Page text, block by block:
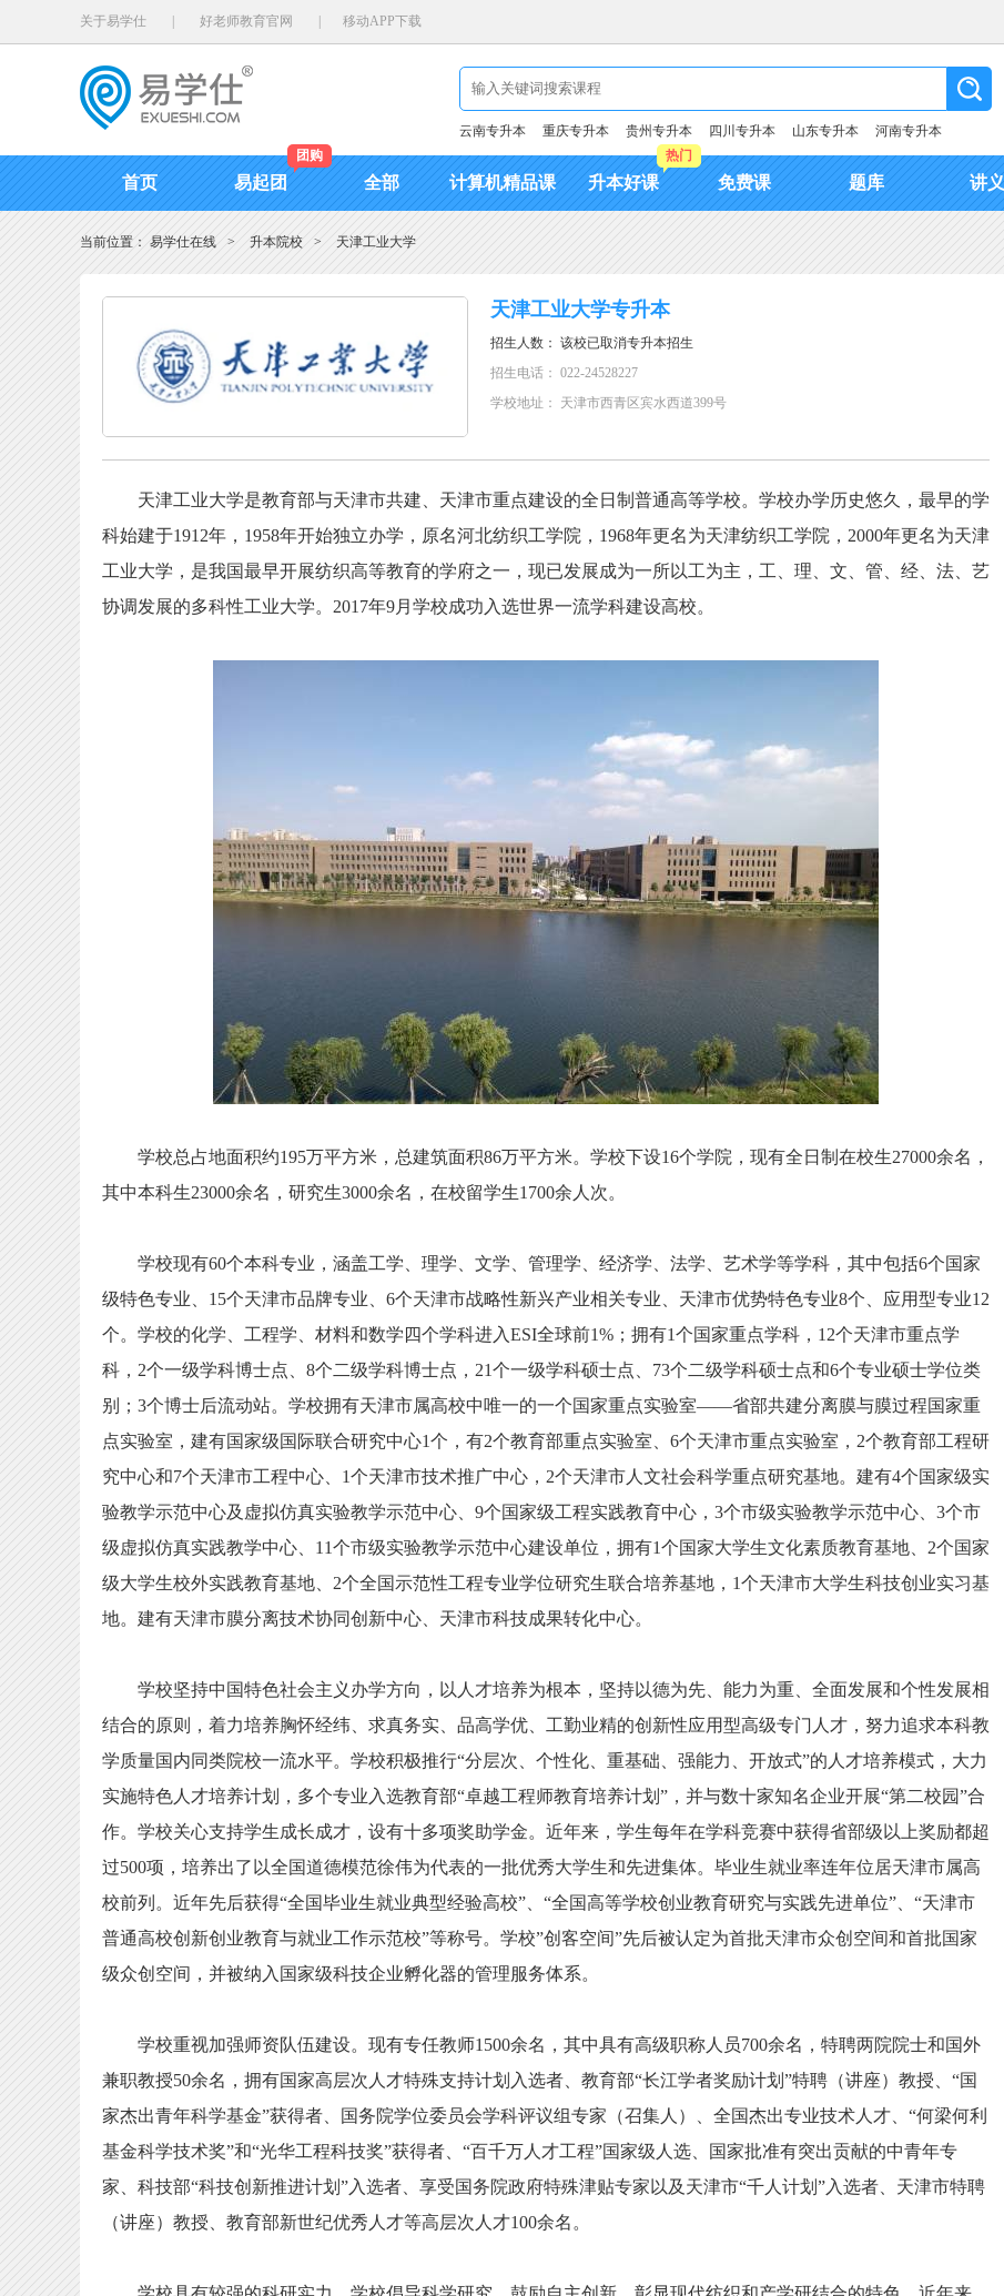
关于易学仕 好老师教育官网 移动APP下载
云南专升本 重庆专升本 贵州专升本 四川专升本 山东专升本 河南专升本
首页 易起团
团购
全部 计算机精品课 升本好课
热门
免费课 题库 讲义
当前位置： 易学仕在线 > 升本院校 > 天津工业大学
天津工业大学专升本
招生人数： 该校已取消专升本招生
招生电话： 022-24528227
学校地址： 天津市西青区宾水西道399号
天津工业大学是教育部与天津市共建、天津市重点建设的全日制普通高等学校。学校办学历史悠久，最早的学
科始建于1912年，1958年开始独立办学，原名河北纺织工学院，1968年更名为天津纺织工学院，2000年更名为天津
工业大学，是我国最早开展纺织高等教育的学府之一，现已发展成为一所以工为主，工、理、文、管、经、法、艺
协调发展的多科性工业大学。2017年9月学校成功入选世界一流学科建设高校。
学校总占地面积约195万平方米，总建筑面积86万平方米。学校下设16个学院，现有全日制在校生27000余名，
其中本科生23000余名，研究生3000余名，在校留学生1700余人次。
学校现有60个本科专业，涵盖工学、理学、文学、管理学、经济学、法学、艺术学等学科，其中包括6个国家
级特色专业、15个天津市品牌专业、6个天津市战略性新兴产业相关专业、天津市优势特色专业8个、应用型专业12
个。学校的化学、工程学、材料和数学四个学科进入ESI全球前1%；拥有1个国家重点学科，12个天津市重点学
科，2个一级学科博士点、8个二级学科博士点，21个一级学科硕士点、73个二级学科硕士点和6个专业硕士学位类
别；3个博士后流动站。学校拥有天津市属高校中唯一的一个国家重点实验室——省部共建分离膜与膜过程国家重
点实验室，建有国家级国际联合研究中心1个，有2个教育部重点实验室、6个天津市重点实验室，2个教育部工程研
究中心和7个天津市工程中心、1个天津市技术推广中心，2个天津市人文社会科学重点研究基地。建有4个国家级实
验教学示范中心及虚拟仿真实验教学示范中心、9个国家级工程实践教育中心，3个市级实验教学示范中心、3个市
级虚拟仿真实践教学中心、11个市级实验教学示范中心建设单位，拥有1个国家大学生文化素质教育基地、2个国家
级大学生校外实践教育基地、2个全国示范性工程专业学位研究生联合培养基地，1个天津市大学生科技创业实习基
地。建有天津市膜分离技术协同创新中心、天津市科技成果转化中心。
学校坚持中国特色社会主义办学方向，以人才培养为根本，坚持以德为先、能力为重、全面发展和个性发展相
结合的原则，着力培养胸怀经纬、求真务实、品高学优、工勤业精的创新性应用型高级专门人才，努力追求本科教
学质量国内同类院校一流水平。学校积极推行“分层次、个性化、重基础、强能力、开放式”的人才培养模式，大力
实施特色人才培养计划，多个专业入选教育部“卓越工程师教育培养计划”，并与数十家知名企业开展“第二校园”合
作。学校关心支持学生成长成才，设有十多项奖助学金。近年来，学生每年在学科竞赛中获得省部级以上奖励都超
过500项，培养出了以全国道德模范徐伟为代表的一批优秀大学生和先进集体。毕业生就业率连年位居天津市属高
校前列。近年先后获得“全国毕业生就业典型经验高校”、“全国高等学校创业教育研究与实践先进单位”、“天津市
普通高校创新创业教育与就业工作示范校”等称号。学校”创客空间”先后被认定为首批天津市众创空间和首批国家
级众创空间，并被纳入国家级科技企业孵化器的管理服务体系。
学校重视加强师资队伍建设。现有专任教师1500余名，其中具有高级职称人员700余名，特聘两院院士和国外
兼职教授50余名，拥有国家高层次人才特殊支持计划入选者、教育部“长江学者奖励计划”特聘（讲座）教授、“国
家杰出青年科学基金”获得者、国务院学位委员会学科评议组专家（召集人）、全国杰出专业技术人才、“何梁何利
基金科学技术奖”和“光华工程科技奖”获得者、“百千万人才工程”国家级人选、国家批准有突出贡献的中青年专
家、科技部“科技创新推进计划”入选者、享受国务院政府特殊津贴专家以及天津市“千人计划”入选者、天津市特聘
（讲座）教授、教育部新世纪优秀人才等高层次人才100余名。